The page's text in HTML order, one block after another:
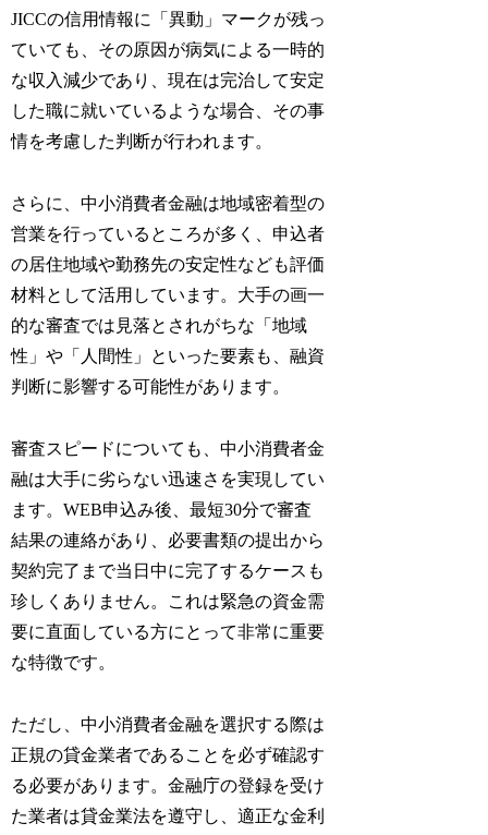
JICCの信用情報に「異動」マークが残っ
ていても、その原因が病気による一時的
な収入減少であり、現在は完治して安定
した職に就いているような場合、その事
情を考慮した判断が行われます。
さらに、中小消費者金融は地域密着型の
営業を行っているところが多く、申込者
の居住地域や勤務先の安定性なども評価
材料として活用しています。大手の画一
的な審査では見落とされがちな「地域
性」や「人間性」といった要素も、融資
判断に影響する可能性があります。
審査スピードについても、中小消費者金
融は大手に劣らない迅速さを実現してい
ます。WEB申込み後、最短30分で審査
結果の連絡があり、必要書類の提出から
契約完了まで当日中に完了するケースも
珍しくありません。これは緊急の資金需
要に直面している方にとって非常に重要
な特徴です。
ただし、中小消費者金融を選択する際は
正規の貸金業者であることを必ず確認す
る必要があります。金融庁の登録を受け
た業者は貸金業法を遵守し、適正な金利